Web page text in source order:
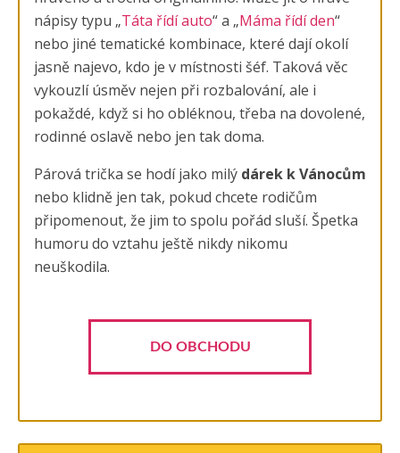
nápisy typu „Táta řídí auto“ a „Máma řídí den“
nebo jiné tematické kombinace, které dají okolí
jasně najevo, kdo je v místnosti šéf. Taková věc
vykouzlí úsměv nejen při rozbalování, ale i
pokaždé, když si ho obléknou, třeba na dovolené,
rodinné oslavě nebo jen tak doma.
Párová trička se hodí jako milý dárek k Vánocům
nebo klidně jen tak, pokud chcete rodičům
připomenout, že jim to spolu pořád sluší. Špetka
humoru do vztahu ještě nikdy nikomu
neuškodila.
DO OBCHODU